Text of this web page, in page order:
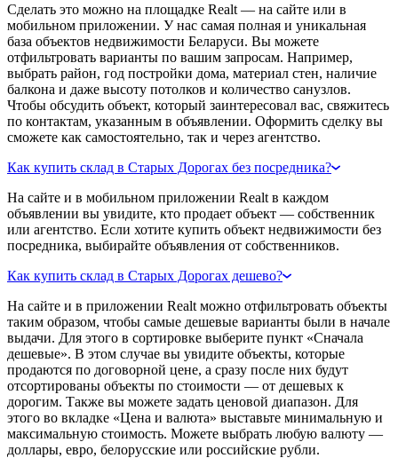
Сделать это можно на площадке Realt — на сайте или в
мобильном приложении. У нас самая полная и уникальная
база объектов недвижимости Беларуси. Вы можете
отфильтровать варианты по вашим запросам. Например,
выбрать район, год постройки дома, материал стен, наличие
балкона и даже высоту потолков и количество санузлов.
Чтобы обсудить объект, который заинтересовал вас, свяжитесь
по контактам, указанным в объявлении. Оформить сделку вы
сможете как самостоятельно, так и через агентство.
Как купить склад в Старых Дорогах без посредника?
На сайте и в мобильном приложении Realt в каждом
объявлении вы увидите, кто продает объект — собственник
или агентство. Если хотите купить объект недвижимости без
посредника, выбирайте объявления от собственников.
Как купить склад в Старых Дорогах дешево?
На сайте и в приложении Realt можно отфильтровать объекты
таким образом, чтобы самые дешевые варианты были в начале
выдачи. Для этого в сортировке выберите пункт «Сначала
дешевые». В этом случае вы увидите объекты, которые
продаются по договорной цене, а сразу после них будут
отсортированы объекты по стоимости — от дешевых к
дорогим. Также вы можете задать ценовой диапазон. Для
этого во вкладке «Цена и валюта» выставьте минимальную и
максимальную стоимость. Можете выбрать любую валюту —
доллары, евро, белорусские или российские рубли.